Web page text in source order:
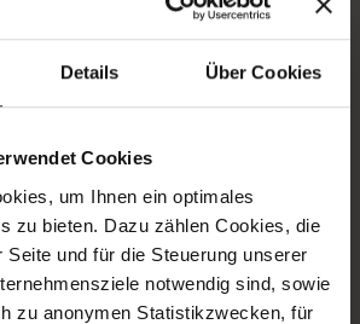
Details Über Cookies
Cookies
um Ihnen ein optimales
zu bieten. Dazu zählen Cookies, die
Seite und für die Steuerung unserer
notwendig sind, sowie
zu anonymen Statistikzwecken, für
250 cd/m²
178°/178°
0,265 mm
1920 x 1080 FHD
5 ms